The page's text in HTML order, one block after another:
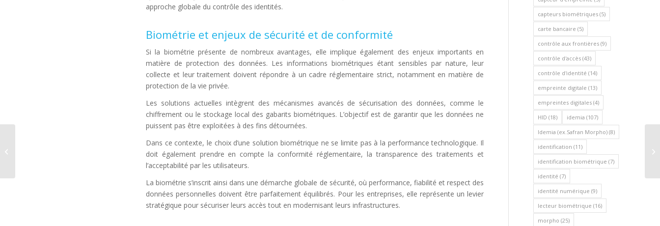
approche globale du contrôle des identités.
Biométrie et enjeux de sécurité et de conformité
Si la biométrie présente de nombreux avantages, elle implique également des enjeux importants en
matière de protection des données. Les informations biométriques étant sensibles par nature, leur
collecte et leur traitement doivent répondre à un cadre réglementaire strict, notamment en matière de
protection de la vie privée.
Les solutions actuelles intègrent des mécanismes avancés de sécurisation des données, comme le
chiffrement ou le stockage local des gabarits biométriques. L’objectif est de garantir que les données ne
puissent pas être exploitées à des fins détournées.
Dans ce contexte, le choix d’une solution biométrique ne se limite pas à la performance technologique. Il
doit également prendre en compte la conformité réglementaire, la transparence des traitements et
l’acceptabilité par les utilisateurs.
La biométrie s’inscrit ainsi dans une démarche globale de sécurité, où performance, fiabilité et respect des
données personnelles doivent être parfaitement équilibrés. Pour les entreprises, elle représente un levier
stratégique pour sécuriser leurs accès tout en modernisant leurs infrastructures.
capteurs biométriques (5)
carte bancaire (5)
contrôle aux frontières (9)
contrôle d'accès (43)
contrôle d'identité (14)
empreinte digitale (13)
empreintes digitales (4)
HID (18) idemia (107)
Idemia (ex.Safran Morpho) (8)
identification (11)
identification biométrique (7)
identité (7)
identité numérique (9)
lecteur biométrique (16)
morpho (25)